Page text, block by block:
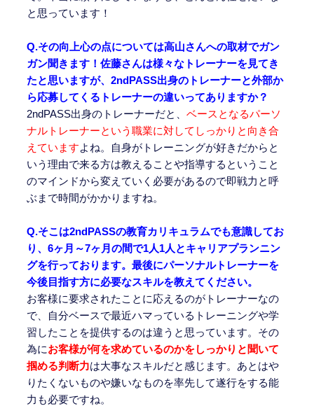
と思っています！
Q.その向上心の点については高山さんへの取材でガン
ガン聞きます！佐藤さんは様々なトレーナーを見てき
たと思いますが、2ndPASS出身のトレーナーと外部か
ら応募してくるトレーナーの違いってありますか？
2ndPASS出身のトレーナーだと、ベースとなるパーソ
ナルトレーナーという職業に対してしっかりと向き合
えていますよね。自身がトレーニングが好きだからと
いう理由で来る方は教えることや指導するということ
のマインドから変えていく必要があるので即戦力と呼
ぶまで時間がかかりますね。
Q.そこは2ndPASSの教育カリキュラムでも意識してお
り、6ヶ月～7ヶ月の間で1人1人とキャリアプランニン
グを行っております。最後にパーソナルトレーナーを
今後目指す方に必要なスキルを教えてください。
お客様に要求されたことに応えるのがトレーナーなの
で、自分ベースで最近ハマっているトレーニングや学
習したことを提供するのは違うと思っています。その
為にお客様が何を求めているのかをしっかりと聞いて
掴める判断力は大事なスキルだと感じます。あとはや
りたくないものや嫌いなものを率先して遂行をする能
力も必要ですね。